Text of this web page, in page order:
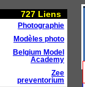
727 Liens
Photographie
Modèles photo
Belgium Model
Academy
Zee
preventorium